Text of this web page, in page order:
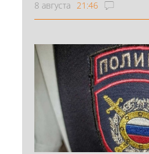
8 августа 21:46